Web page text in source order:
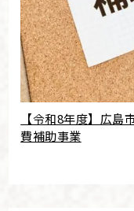
【令和8年度】広島
費補助事業